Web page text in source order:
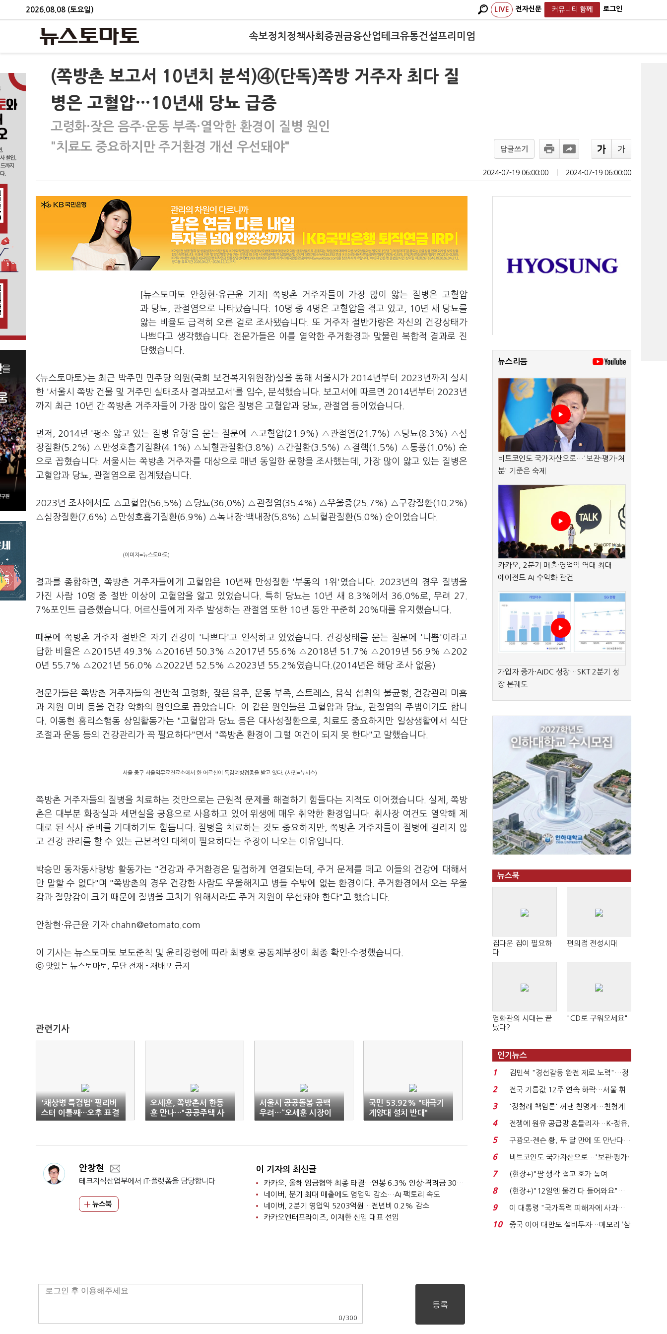
2026.08.08 (토요일) LIVE 전자신문 커뮤니티 함께 로그인
속보정치 정책사회 증권금융산업테크유통건설프리미엄
(쪽방촌 보고서 10년치 분석)④(단독)쪽방 거주자 최다 질
병은 고혈압…10년새 당뇨 급증
고령화·잦은 음주·운동 부족·열악한 환경이 질병 원인
"치료도 중요하지만 주거환경 개선 우선돼야"
답글쓰기
2024-07-19 06:00:00 2024-07-19 06:00:00
[뉴스토마토 안창현·유근윤 기자] 쪽방촌 거주자들이 가장 많이 앓는 질병은 고혈압
과 당뇨, 관절염으로 나타났습니다. 10명 중 4명은 고혈압을 겪고 있고, 10년 새 당뇨를
앓는 비율도 급격히 오른 걸로 조사됐습니다. 또 거주자 절반가량은 자신의 건강상태가
나쁘다고 생각했습니다. 전문가들은 이를 열악한 주거환경과 맞물린 복합적 결과로 진
단했습니다.
<뉴스토마토>는 최근 박주민 민주당 의원(국회 보건복지위원장)실을 통해 서울시가 2014년부터 2023년까지 실시
한 '서울시 쪽방 건물 및 거주민 실태조사 결과보고서'를 입수, 분석했습니다. 보고서에 따르면 2014년부터 2023년
까지 최근 10년 간 쪽방촌 거주자들이 가장 많이 앓은 질병은 고혈압과 당뇨, 관절염 등이었습니다.
먼저, 2014년 '평소 앓고 있는 질병 유형'을 묻는 질문에 △고혈압(21.9%) △관절염(21.7%) △당뇨(8.3%) △심
장질환(5.2%) △만성호흡기질환(4.1%) △뇌혈관질환(3.8%) △간질환(3.5%) △결핵(1.5%) △통풍(1.0%) 순
으로 꼽혔습니다. 서울시는 쪽방촌 거주자를 대상으로 매년 동일한 문항을 조사했는데, 가장 많이 앓고 있는 질병은
고혈압과 당뇨, 관절염으로 집계됐습니다.
2023년 조사에서도 △고혈압(56.5%) △당뇨(36.0%) △관절염(35.4%) △우울증(25.7%) △구강질환(10.2%)
△심장질환(7.6%) △만성호흡기질환(6.9%) △녹내장·백내장(5.8%) △뇌혈관질환(5.0%) 순이었습니다.
(이미지=뉴스토마토)
결과를 종합하면, 쪽방촌 거주자들에게 고혈압은 10년째 만성질환 '부동의 1위'였습니다. 2023년의 경우 질병을
가진 사람 10명 중 절반 이상이 고혈압을 앓고 있었습니다. 특히 당뇨는 10년 새 8.3%에서 36.0%로, 무려 27.
7%포인트 급증했습니다. 어르신들에게 자주 발생하는 관절염 또한 10년 동안 꾸준히 20%대를 유지했습니다.
때문에 쪽방촌 거주자 절반은 자기 건강이 '나쁘다'고 인식하고 있었습니다. 건강상태를 묻는 질문에 '나쁨'이라고
답한 비율은 △2015년 49.3% △2016년 50.3% △2017년 55.6% △2018년 51.7% △2019년 56.9% △202
0년 55.7% △2021년 56.0% △2022년 52.5% △2023년 55.2%였습니다.(2014년은 해당 조사 없음)
전문가들은 쪽방촌 거주자들의 전반적 고령화, 잦은 음주, 운동 부족, 스트레스, 음식 섭취의 불균형, 건강관리 미흡
과 지원 미비 등을 건강 악화의 원인으로 꼽았습니다. 이 같은 원인들은 고혈압과 당뇨, 관절염의 주범이기도 합니
다. 이동현 홈리스행동 상임활동가는 "고혈압과 당뇨 등은 대사성질환으로, 치료도 중요하지만 일상생활에서 식단
조절과 운동 등의 건강관리가 꼭 필요하다"면서 "쪽방촌 환경이 그럴 여건이 되지 못 한다"고 말했습니다.
서울 중구 서울역무료진료소에서 한 어르신이 독감예방접종을 받고 있다. (사진=뉴시스)
쪽방촌 거주자들의 질병을 치료하는 것만으로는 근원적 문제를 해결하기 힘들다는 지적도 이어졌습니다. 실제, 쪽방
촌은 대부분 화장실과 세면실을 공용으로 사용하고 있어 위생에 매우 취약한 환경입니다. 취사장 여건도 열악해 제
대로 된 식사 준비를 기대하기도 힘듭니다. 질병을 치료하는 것도 중요하지만, 쪽방촌 거주자들이 질병에 걸리지 않
고 건강 관리를 할 수 있는 근본적인 대책이 필요하다는 주장이 나오는 이유입니다.
박승민 동자동사랑방 활동가는 "건강과 주거환경은 밀접하게 연결되는데, 주거 문제를 떼고 이들의 건강에 대해서
만 말할 수 없다"며 "쪽방촌의 경우 건강한 사람도 우울해지고 병들 수밖에 없는 환경이다. 주거환경에서 오는 우울
감과 절망감이 크기 때문에 질병을 고치기 위해서라도 주거 지원이 우선돼야 한다"고 했습니다.
안창현·유근윤 기자 chahn@etomato.com
이 기사는 뉴스토마토 보도준칙 및 윤리강령에 따라 최병호 공동체부장이 최종 확인·수정했습니다.
ⓒ 맛있는 뉴스토마토, 무단 전재 - 재배포 금지
관련기사
'채상병 특검법' 필리버
스터 이틀째…오후 표결
수순
오세훈, 쪽방촌서 한동
훈 만나…"공공주택 사
업성 높여야"
서울시 공공돌봄 공백
우려…“오세훈 시장이
결자해지하라”
국민 53.92% "태극기
게양대 설치 반대"
안창현
테크지식산업부에서 IT·플랫폼을 담당합니다
뉴스북
이 기자의 최신글
카카오, 올해 임금협약 최종 타결…연봉 6.3% 인상·격려금 300만원
네이버, 분기 최대 매출에도 영업익 감소…AI 팩토리 속도
네이버, 2분기 영업익 5203억원…전년비 0.2% 감소
카카오엔터프라이즈, 이재한 신임 대표 선임
0 /300
뉴스리듬
비트코인도 국가자산으로…'보관·평가·처
분' 기준은 숙제
카카오, 2분기 매출·영업익 역대 최대…
에이전트 AI 수익화 관건
가입자 증가·AIDC 성장…SKT 2분기 성
장 본궤도
뉴스북
집다운 집이 필요하
다
편의점 전성시대
영화관의 시대는 끝
났다?
"CD로 구워오세요"
인기뉴스
1
김민석 "경선갈등 완전 제로 노력"…정
청래 "반명 공세 사...
2
전국 기름값 12주 연속 하락…서울 휘
발윳값 1909원...
3
'정청래 책임론' 꺼낸 친명계…친청계
는 추가투표 때리기...
4
전쟁에 원유 공급망 흔들리자…K-정유,
에너지안보 핵심...
5
구광모-젠슨 황, 두 달 만에 또 만난다…
로봇·AI 등 논...
6
비트코인도 국가자산으로…'보관·평가·
처분' 기준은 ...
7
(현장+)"팔 생각 접고 호가 높여
요"…'덜 똘똘한 한 채' 20...
8
(현장+)"12일엔 물건 다 들어와요"…
빈 매대 채우며 문 연 ...
9
이 대통령 "국가폭력 피해자에 사과…
적극적 조사로 진...
10
중국 이어 대만도 설비투자…메모리 ‘삼